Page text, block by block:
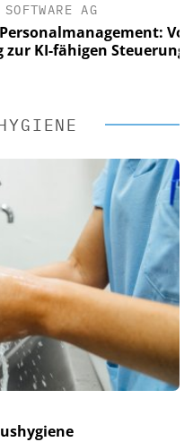
AG
Von
fähigen Steuerung